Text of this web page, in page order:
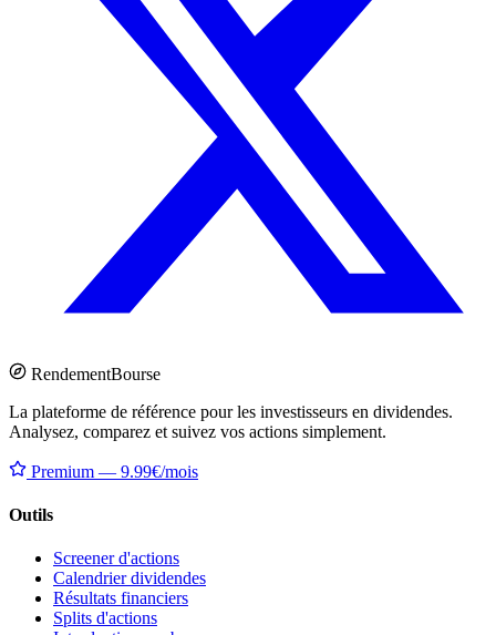
RendementBourse
La plateforme de référence pour les investisseurs en dividendes.
Analysez, comparez et suivez vos actions simplement.
Premium — 9.99€/mois
Outils
Screener d'actions
Calendrier dividendes
Résultats financiers
Splits d'actions